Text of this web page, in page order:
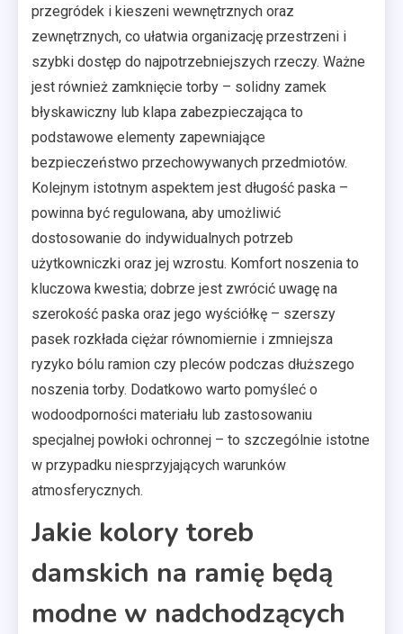
przegródek i kieszeni wewnętrznych oraz
zewnętrznych, co ułatwia organizację przestrzeni i
szybki dostęp do najpotrzebniejszych rzeczy. Ważne
jest również zamknięcie torby – solidny zamek
błyskawiczny lub klapa zabezpieczająca to
podstawowe elementy zapewniające
bezpieczeństwo przechowywanych przedmiotów.
Kolejnym istotnym aspektem jest długość paska –
powinna być regulowana, aby umożliwić
dostosowanie do indywidualnych potrzeb
użytkowniczki oraz jej wzrostu. Komfort noszenia to
kluczowa kwestia; dobrze jest zwrócić uwagę na
szerokość paska oraz jego wyściółkę – szerszy
pasek rozkłada ciężar równomiernie i zmniejsza
ryzyko bólu ramion czy pleców podczas dłuższego
noszenia torby. Dodatkowo warto pomyśleć o
wodoodporności materiału lub zastosowaniu
specjalnej powłoki ochronnej – to szczególnie istotne
w przypadku niesprzyjających warunków
atmosferycznych.
Jakie kolory toreb
damskich na ramię będą
modne w nadchodzących